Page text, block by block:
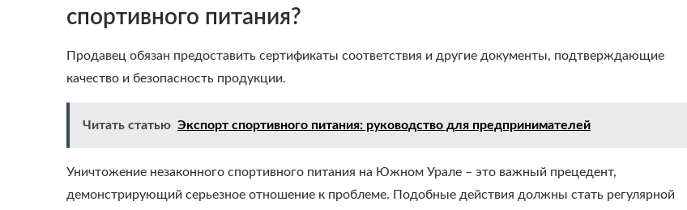
спортивного питания?
Продавец обязан предоставить сертификаты соответствия и другие документы, подтверждающие
качество и безопасность продукции.
Читать статью Экспорт спортивного питания: руководство для предпринимателей
Уничтожение незаконного спортивного питания на Южном Урале – это важный прецедент,
демонстрирующий серьезное отношение к проблеме. Подобные действия должны стать регулярной